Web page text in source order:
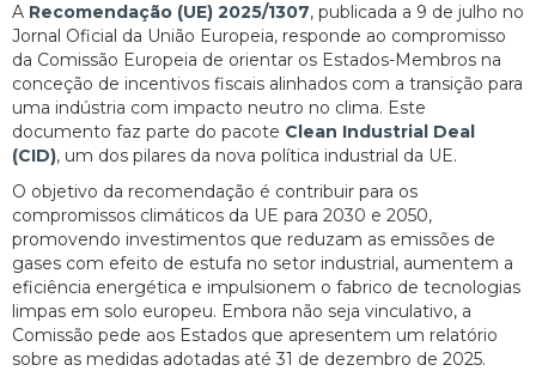
A Recomendação (UE) 2025/1307, publicada a 9 de julho no
Jornal Oficial da União Europeia, responde ao compromisso
da Comissão Europeia de orientar os Estados-Membros na
conceção de incentivos fiscais alinhados com a transição para
uma indústria com impacto neutro no clima. Este
documento faz parte do pacote Clean Industrial Deal
(CID), um dos pilares da nova política industrial da UE.
O objetivo da recomendação é contribuir para os
compromissos climáticos da UE para 2030 e 2050,
promovendo investimentos que reduzam as emissões de
gases com efeito de estufa no setor industrial, aumentem a
eficiência energética e impulsionem o fabrico de tecnologias
limpas em solo europeu. Embora não seja vinculativo, a
Comissão pede aos Estados que apresentem um relatório
sobre as medidas adotadas até 31 de dezembro de 2025.